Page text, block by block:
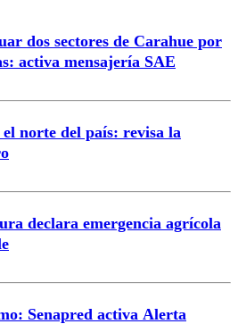
dos sectores de Carahue por
activa mensajería SAE
norte del país: revisa la
declara emergencia agrícola
Senapred activa Alerta